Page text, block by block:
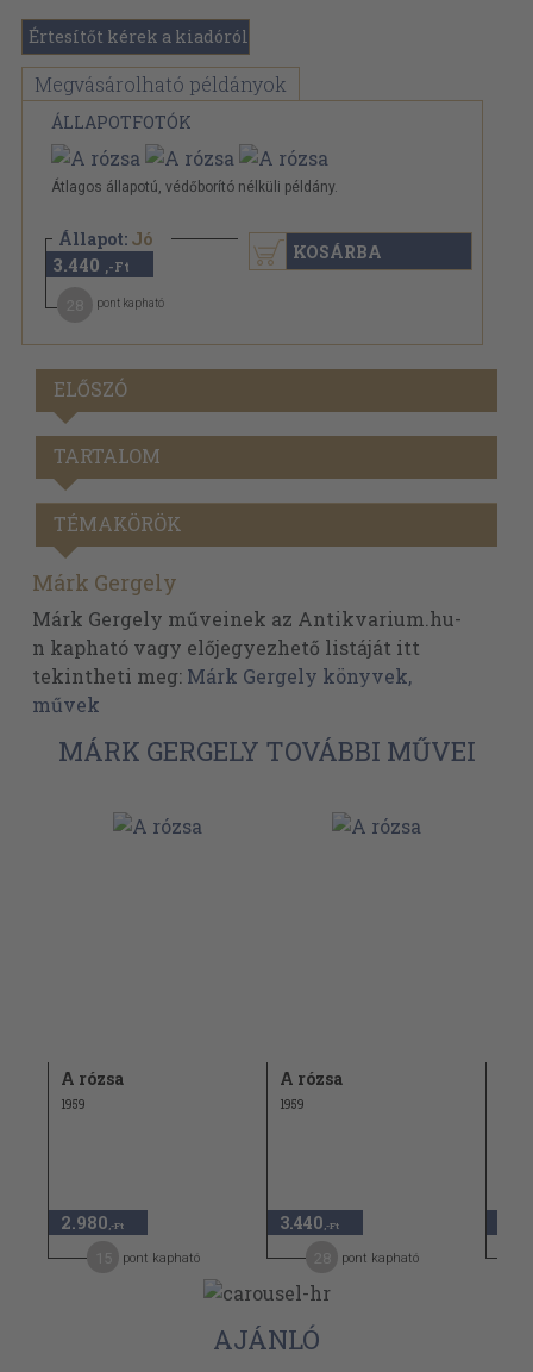
Értesítőt kérek a kiadóról
Megvásárolható példányok
ÁLLAPOTFOTÓK
Átlagos állapotú, védőborító nélküli példány.
Állapot: Jó
3.440 ,-Ft
pont kapható
KOSÁRBA
ELŐSZÓ
TARTALOM
TÉMAKÖRÖK
Márk Gergely
Márk Gergely műveinek az Antikvarium.hu-
n kapható vagy előjegyezhető listáját itt
tekintheti meg: Márk Gergely könyvek,
művek
MÁRK GERGELY TOVÁBBI MŰVEI
A rózsa
1959
2.980 ,-Ft
pont kapható
A rózsa
1959
3.440 ,-Ft
pont kapható
AJÁNLÓ